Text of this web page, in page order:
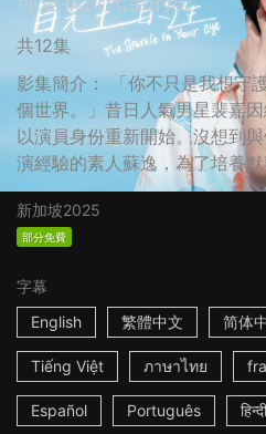
共12集
影集簡介： 「你不只是我想守
個世界。」昔日人氣男星裴嘉
以演員身份重新開始。沒想到
演經驗的素人蘇逸，為了培養
新加坡2025
部分免費
字幕
English
繁體中文 简体
Tiếng Việt ภาษาไทย
Español Português हिन्दी